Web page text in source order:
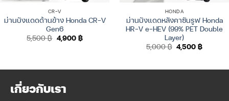
CR-V
ม่านบังแดดด้านข้าง Honda CR-V
Gen6
5,500฿ Original
price
4,900 ฿Current
price
HONDA
ม่านบังแดดหลังคาซันรูฟ Honda
HR-V e-HEV (99% PET Double
Layer)
5,000฿ Original
price
4,500฿Current
เกี่ยวกับเรา